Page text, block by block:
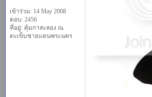
เข้าร่วม: 14 May 2008
ตอบ: 2456
ที่อยู่: คุ้มกาสะลอง ณ
ตะเข็บชายแดนพระนคร